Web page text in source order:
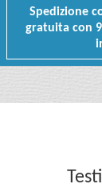
Spedizione
gratuita con
Testi Concorsi